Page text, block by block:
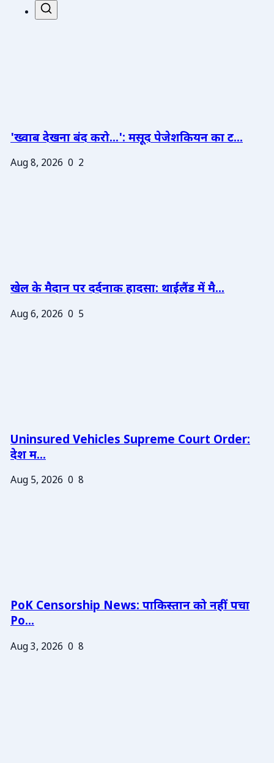
'ख्वाब देखना बंद करो...': मसूद पेजेशकियन का ट...
Aug 8, 2026 0 2
खेल के मैदान पर दर्दनाक हादसा: थाईलैंड में मै...
Aug 6, 2026 0 5
Uninsured Vehicles Supreme Court Order:
देश म...
Aug 5, 2026 0 8
PoK Censorship News: पाकिस्तान को नहीं पचा
Po...
Aug 3, 2026 0 8